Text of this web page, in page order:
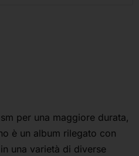
per una maggiore durata,
è un album rilegato con
una varietà di diverse